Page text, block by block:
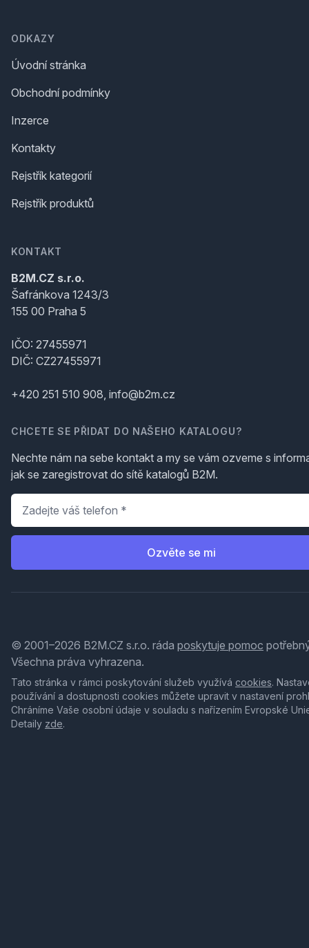
ODKAZY
Úvodní stránka
Obchodní podmínky
Inzerce
Kontakty
Rejstřík kategorií
Rejstřík produktů
KONTAKT
B2M.CZ s.r.o.
Šafránkova 1243/3
155 00 Praha 5
IČO: 27455971
DIČ: CZ27455971
+420 251 510 908, info@b2m.cz
CHCETE SE PŘIDAT DO NAŠEHO KATALOGU?
Nechte nám na sebe kontakt a my se vám ozveme s
jak se zaregistrovat do sítě katalogů B2M.
Telefon
Ozvěte se mi
© 2001–2026 B2M.CZ s.r.o. ráda poskytuje pomoc
Všechna práva vyhrazena.
Tato stránka v rámci poskytování služeb využívá cookies.
používání a dostupnosti cookies můžete upravit v nastavení
Chráníme Vaše osobní údaje v souladu s nařízením Evropské
Detaily zde.